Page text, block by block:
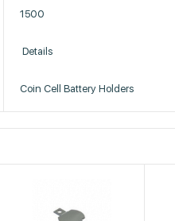
1500
Details
Coin Cell Battery Holders